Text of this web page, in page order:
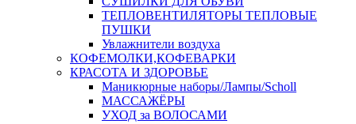
ТЕПЛОВЕНТИЛЯТОРЫ ТЕПЛОВЫЕ
ПУШКИ
Увлажнители воздуха
КОФЕМОЛКИ,КОФЕВАРКИ
КРАСОТА И ЗДОРОВЬЕ
Маникюрные наборы/Лампы/Scholl
МАССАЖЁРЫ
УХОД за ВОЛОСАМИ